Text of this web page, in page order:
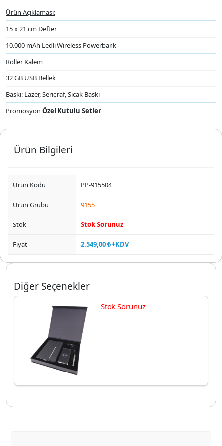
Ürün Açıklaması:
15 x 21 cm Defter
10.000 mAh Ledli Wireless Powerbank
Roller Kalem
32 GB USB Bellek
Baskı: Lazer, Serigraf, Sıcak Baskı
Promosyon Özel Kutulu Setler
Ürün Bilgileri
Ürün Kodu PP-915504
Ürün Grubu 9155
Stok Stok Sorunuz
Fiyat 2.549,00 ₺ +KDV
Diğer Seçenekler
Stok Sorunuz